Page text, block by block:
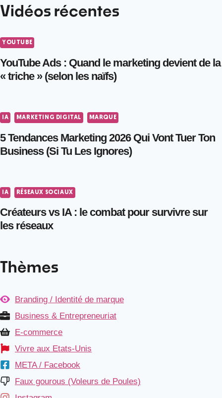
Vidéos récentes
YOUTUBE
YouTube Ads : Quand le marketing devient de la
« triche » (selon les naïfs)
IA MARKETING DIGITAL MARQUE
5 Tendances Marketing 2026 Qui Vont Tuer Ton
Business (Si Tu Les Ignores)
IA RÉSEAUX SOCIAUX
Créateurs vs IA : le combat pour survivre sur
les réseaux
Thèmes
Branding / Identité de marque
Business & Entrepreneuriat
E-commerce
Vivre aux Etats-Unis
META / Facebook
Faux gourous (Voleurs de Poules)